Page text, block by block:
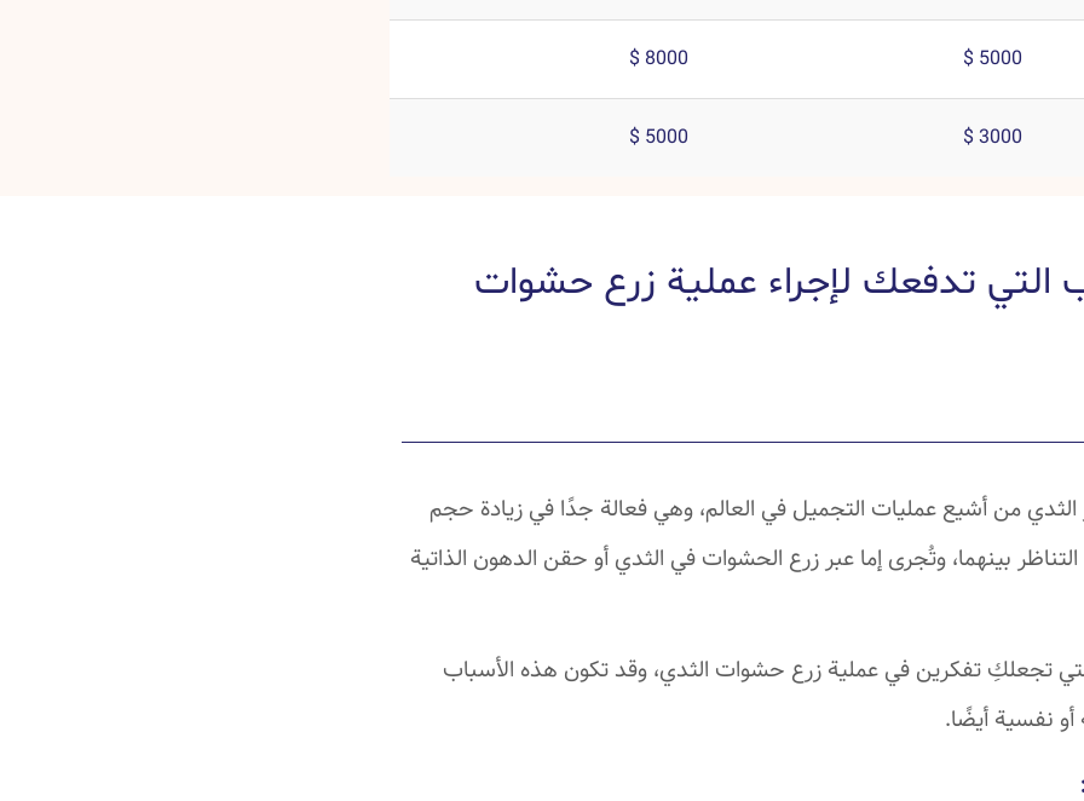
5000 $
8000 $
3000 $
5000 $
التي تدفعك لإجراء عملية زرع حشوات
الثدي من أشيع عمليات التجميل في العالم، وهي فعالة جدًا في زيادة حجم
بينهما، وتُجرى إما عبر زرع الحشوات في الثدي أو حقن الدهون الذاتية
تجعلكِ تفكرين في عملية زرع حشوات الثدي، وقد تكون هذه الأسباب
أو نفسية أيضًا.